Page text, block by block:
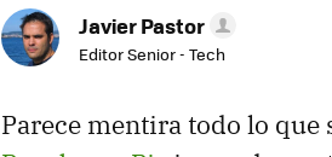
Javier Pastor
Editor Senior - Tech
Parece mentira todo lo que